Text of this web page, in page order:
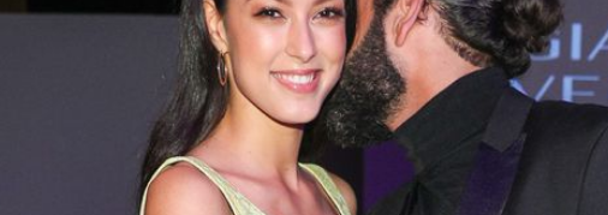
Familie & Liebe
Promiflash Exklusiv
Alle Themen auf Promiflash